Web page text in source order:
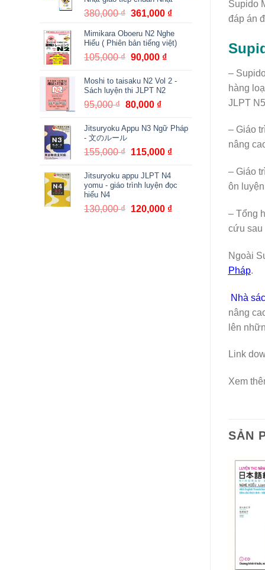
380,000₫ Giá
là:
380,000 ₫.
361,000 ₫Giá
tại
là:
Mimikara Oboeru N2 Nghe
Hiểu ( Phiên bản tiếng việt)
105,000₫ Giá
là:
105,000 ₫.
90,000 ₫Giá
tại
Moshi to taisaku N2 Vol 2 -
Sách luyện thi JLPT N2
95,000₫ Giá
là:
95,000 ₫.
80,000 ₫Giá
tại
80,000 ₫.
Jitsuryoku Appu N3 Ngữ Pháp
- 文のルール
155,000₫ Giá
là:
155,000 ₫.
115,000 ₫Giá
là:
Jitsuryoku appu JLPT N4
yomu - giáo trình luyện đọc
hiểu N4
130,000₫ Giá
120,000 ₫Giá
Supido
đáp án
–
hàng
JLPT N5
– Giáo
nâng
– Giáo
ôn
– Tổng
cứu sau
Ngoài
Pháp.
Nhà
nâng
lên
Link
Xem
SẢN